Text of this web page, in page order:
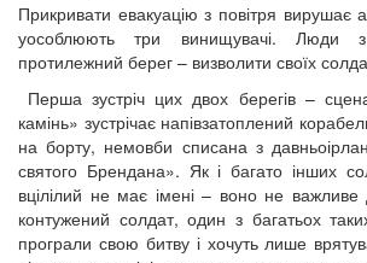
Прикривати евакуацію з повітря вирушає
уособлюють три винищувачі. Люди
протилежний берег – визволити своїх
Перша зустріч цих двох берегів –
камінь» зустрічає напівзатоплений
на борту, немовби списана з
святого Брендана». Як і багато інших
вцілілий не має імені – воно не важливе
контужений солдат, один з багатьох
програли свою битву і хочуть лише